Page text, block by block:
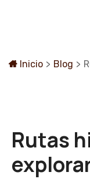
Inicio > Blog >
Rutas